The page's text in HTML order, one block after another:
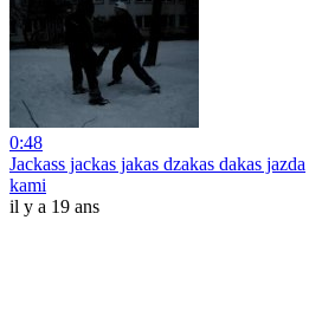
0:48
Jackass jackas jakas dzakas dakas jazda
kami
il y a 19 ans